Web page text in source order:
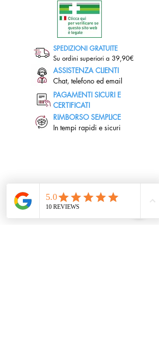
SPEDIZIONI GRATUITE
Su ordini superiori a 39,90€
ASSISTENZA CLIENTI
Chat, telefono ed email
PAGAMENTI SICURI E
CERTIFICATI
RIMBORSO SEMPLICE
In tempi rapidi e sicuri